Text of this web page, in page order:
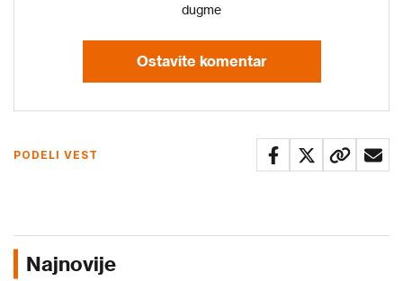
dugme
Ostavite komentar
PODELI VEST
Najnovije